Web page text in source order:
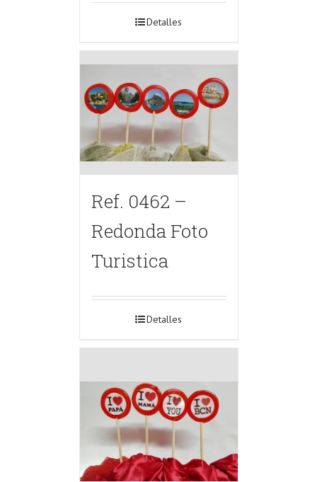
Detalles
Ref. 0462 –
Redonda Foto
Turistica
Detalles